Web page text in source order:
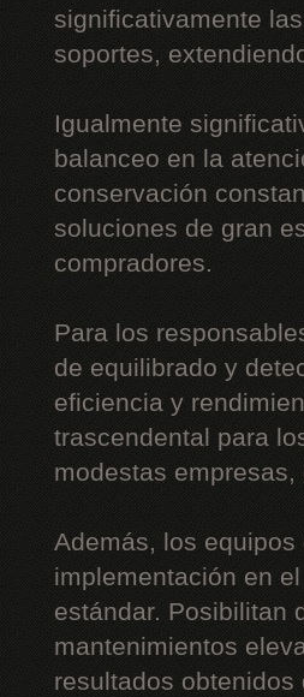
significativamente
soportes,
Igualmente
balanceo en la
conservación
soluciones de gran
compradores.
Para los
de equilibrado y
eficiencia y
trascendental para
modestas
Además, los
implementación en
estándar. Posibilitan
mantenimientos
resultados